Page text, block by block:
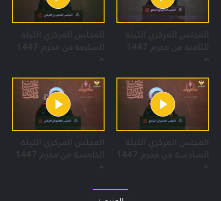
المجلس المركزي الليلة
الثامنة من محرم 1447
هـ
المجلس المركزي الليلة
السابعة من محرم 1447
هـ
المجلس المركزي الليلة
السادسة من محرم 1447
هـ
المجلس المركزي الليلة
الخامسة من محرم 1447
هـ